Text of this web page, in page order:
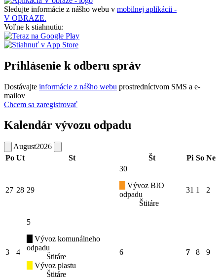
Sledujte informácie z nášho webu v mobilnej aplikácii -
V OBRAZE.
Voľne k stiahnutiu:
Prihlásenie k odberu správ
Dostávajte informácie z nášho webu prostredníctvom SMS a e-
mailov
Chcem sa zaregistrovať
Kalendár vývozu odpadu
August2026
Po Ut St Št Pi So Ne
27 28 29
30
Vývoz BIO
odpadu
Štitáre
31 1 2
3 4
5
Vývoz komunálneho
odpadu
Štitáre
Vývoz plastu
Štitáre
6 7 8 9